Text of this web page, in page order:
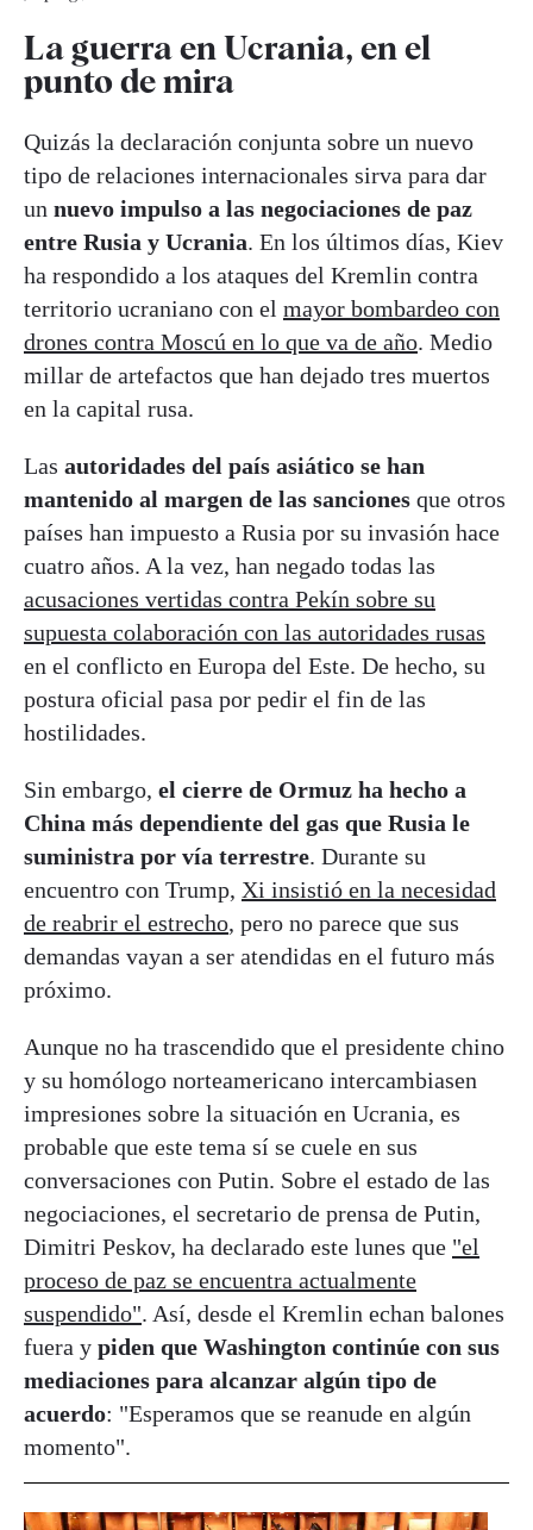
La guerra en Ucrania, en el
punto de mira
Quizás la declaración conjunta sobre un nuevo
tipo de relaciones internacionales sirva para dar
un nuevo impulso a las negociaciones de paz
entre Rusia y Ucrania. En los últimos días, Kiev
ha respondido a los ataques del Kremlin contra
territorio ucraniano con el mayor bombardeo con
drones contra Moscú en lo que va de año. Medio
millar de artefactos que han dejado tres muertos
en la capital rusa.
Las autoridades del país asiático se han
mantenido al margen de las sanciones que otros
países han impuesto a Rusia por su invasión hace
cuatro años. A la vez, han negado todas las
acusaciones vertidas contra Pekín sobre su
supuesta colaboración con las autoridades rusas
en el conflicto en Europa del Este. De hecho, su
postura oficial pasa por pedir el fin de las
hostilidades.
Sin embargo, el cierre de Ormuz ha hecho a
China más dependiente del gas que Rusia le
suministra por vía terrestre. Durante su
encuentro con Trump, Xi insistió en la necesidad
de reabrir el estrecho, pero no parece que sus
demandas vayan a ser atendidas en el futuro más
próximo.
Aunque no ha trascendido que el presidente chino
y su homólogo norteamericano intercambiasen
impresiones sobre la situación en Ucrania, es
probable que este tema sí se cuele en sus
conversaciones con Putin. Sobre el estado de las
negociaciones, el secretario de prensa de Putin,
Dimitri Peskov, ha declarado este lunes que "el
proceso de paz se encuentra actualmente
suspendido". Así, desde el Kremlin echan balones
fuera y piden que Washington continúe con sus
mediaciones para alcanzar algún tipo de
acuerdo: "Esperamos que se reanude en algún
momento".